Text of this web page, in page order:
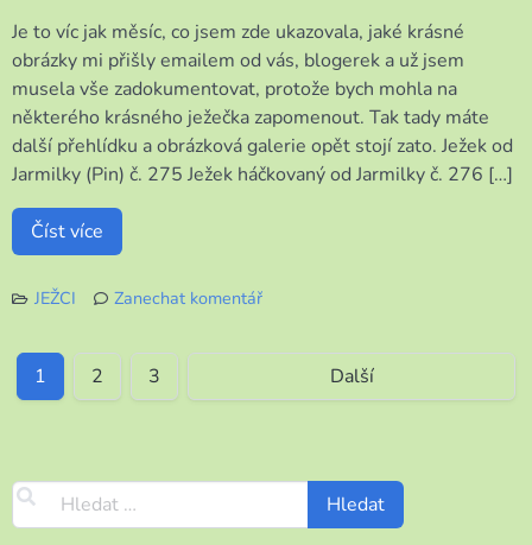
pohoda
Je to víc jak měsíc, co jsem zde ukazovala, jaké krásné
obrázky mi přišly emailem od vás, blogerek a už jsem
musela vše zadokumentovat, protože bych mohla na
některého krásného ježečka zapomenout. Tak tady máte
další přehlídku a obrázková galerie opět stojí zato. Ježek od
Jarmilky (Pin) č. 275 Ježek háčkovaný od Jarmilky č. 276 […]
Číst více
JEŽCI
Zanechat komentář
zde
1 2 3 Další